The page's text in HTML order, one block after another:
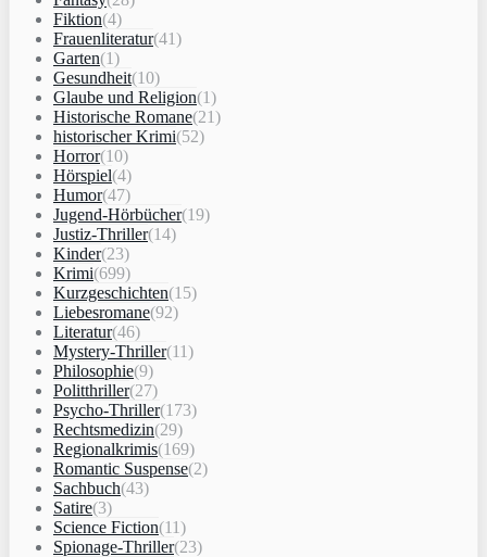
Fiktion(4)
Frauenliteratur(41)
Garten(1)
Gesundheit(10)
Glaube und Religion(1)
Historische Romane(21)
historischer Krimi(52)
Horror(10)
Hörspiel(4)
Humor(47)
Jugend-Hörbücher(19)
Justiz-Thriller(14)
Kinder(23)
Krimi(699)
Kurzgeschichten(15)
Liebesromane(92)
Literatur(46)
Mystery-Thriller(11)
Philosophie(9)
Politthriller(27)
Psycho-Thriller(173)
Rechtsmedizin(29)
Regionalkrimis(169)
Romantic Suspense(2)
Sachbuch(43)
Satire(3)
Science Fiction(11)
Spionage-Thriller(23)